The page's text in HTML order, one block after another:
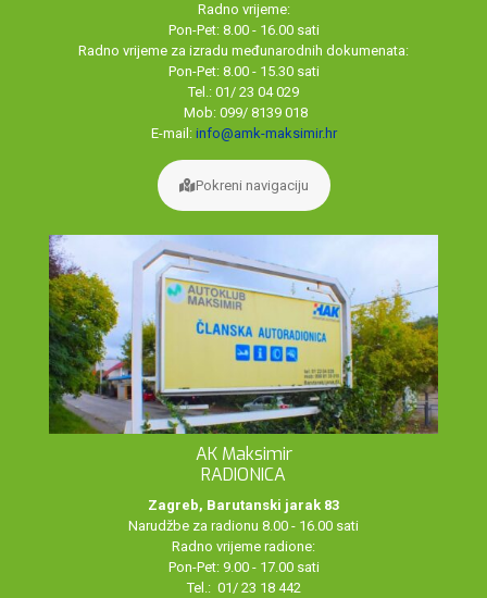
Radno vrijeme:
Pon-Pet: 8.00 - 16.00 sati
Radno vrijeme za izradu međunarodnih dokumenata:
Pon-Pet: 8.00 - 15.30 sati
Tel.: 01/ 23 04 029
Mob: 099/ 8139 018
E-mail: info@amk-maksimir.hr
Pokreni navigaciju
AK Maksimir
RADIONICA
Zagreb, Barutanski jarak 83
Narudžbe za radionu 8.00 - 16.00 sati
Radno vrijeme radione:
Pon-Pet: 9.00 - 17.00 sati
Tel.: 01/ 23 18 442